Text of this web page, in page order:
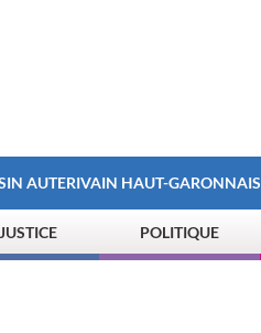
AUTERIVAIN HAUT-GARONNAIS
POLITIQUE